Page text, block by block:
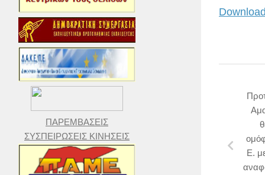
Ε.
ΠΑΡΕΜΒΑΣΕΙΣ
ΣΥΣΠΕΙΡΩΣΕΙΣ ΚΙΝΗΣΕΙΣ